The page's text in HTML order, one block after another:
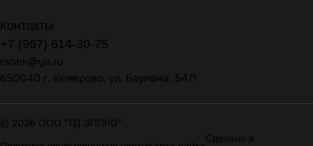
Контакты
+7 (967) 614-30-75
rsoek@ya.ru
650040 г. Кемерово, ул. Баумана, 54/1
© 2026 ООО "ТД ЭЛПРО"
Сделано в